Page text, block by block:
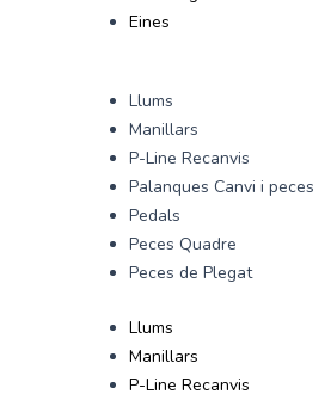
Eines
Llums
Manillars
P-Line Recanvis
Palanques Canvi i peces
Pedals
Peces Quadre
Peces de Plegat
Llums
Manillars
P-Line Recanvis